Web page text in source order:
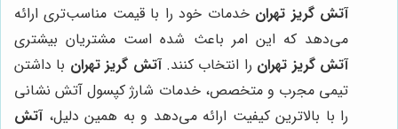
آتش گریز تهران خدمات خود را با قیمت مناسب‌تری ارائه
می‌دهد که این امر باعث شده است مشتریان بیشتری
آتش گریز تهران را انتخاب کنند.آتش گریز تهران با داشتن
تیمی مجرب و متخصص، خدمات شارژ کپسول آتش نشانی
را با بالاترین کیفیت ارائه می‌دهد و به همین دلیل،آتش